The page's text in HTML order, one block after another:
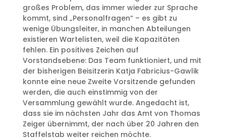
großes Problem, das immer wieder zur Sprache
kommt, sind „Personalfragen“ – es gibt zu
wenige Übungsleiter, in manchen Abteilungen
existieren Wartelisten, weil die Kapazitäten
fehlen. Ein positives Zeichen auf
Vorstandsebene: Das Team funktioniert, und mit
der bisherigen Beisitzerin Katja Fabricius-Gawlik
konnte eine neue Zweite Vorsitzende gefunden
werden, die auch einstimmig von der
Versammlung gewählt wurde. Angedacht ist,
dass sie im nächsten Jahr das Amt von Thomas
Zeiger übernimmt, der nach über 20 Jahren den
Staffelstab weiter reichen möchte.